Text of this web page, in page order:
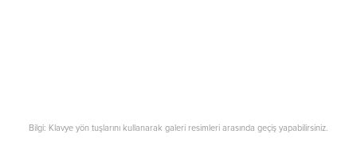
Bilgi: Klavye yön tuşlarını kullanarak galeri resimleri arasında geçiş yapabilirsiniz.